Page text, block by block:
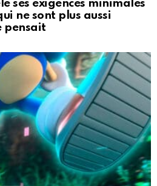
ses exigences minimales
ne sont plus aussi
pensait